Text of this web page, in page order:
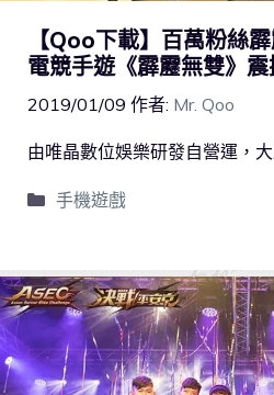
【Qoo下載】百萬粉絲
電競手遊《霹靂無雙》震
2019/01/09 作者: Mr. Qoo
由唯晶數位娛樂研發自營運，
手機遊戲